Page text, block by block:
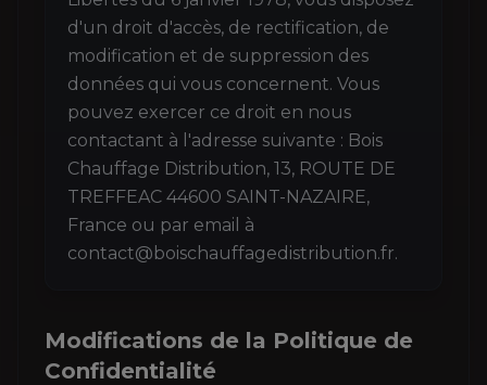
d'un droit d'accès, de rectification, de
modification et de suppression des
données qui vous concernent. Vous
pouvez exercer ce droit en nous
contactant à l'adresse suivante : Bois
Chauffage Distribution, 13, ROUTE DE
TREFFEAC 44600 SAINT-NAZAIRE,
France ou par email à
contact@boischauffagedistribution.fr.
Modifications de la Politique de
Confidentialité